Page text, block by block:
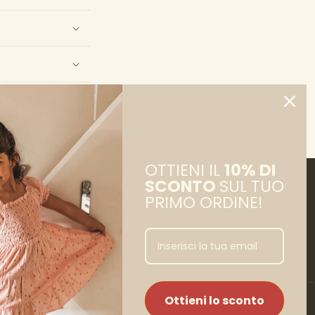
OTTIENI IL10% DI
SCONTO SUL TUO
PRIMO ORDINE!
Ottieni lo sconto